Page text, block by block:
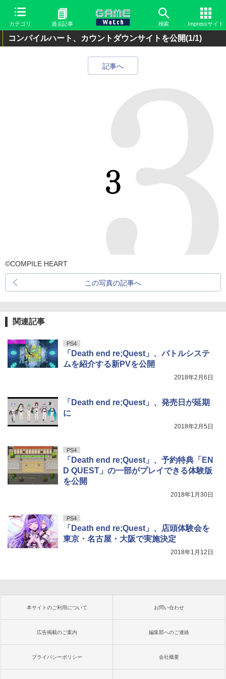
カテゴリ 過去記事 検索 Impressサイト
コンパイルハート、カウントダウンサイトを公開(1/1)
記事へ
©COMPILE HEART
この写真の記事へ
関連記事
PS4
「Death end re;Quest」、バトルシステ
ムを紹介する新PVを公開
2018年2月6日
「Death end re;Quest」、発売日が延期
に
2018年2月5日
PS4
「Death end re;Quest」、予約特典「EN
D QUEST」の一部がプレイできる体験版
を公開
2018年1月30日
PS4
「Death end re;Quest」、店頭体験会を
東京・名古屋・大阪で実施決定
2018年1月12日
本サイトのご利用について お問い合わせ
広告掲載のご案内 編集部へのご連絡
プライバシーポリシー 会社概要